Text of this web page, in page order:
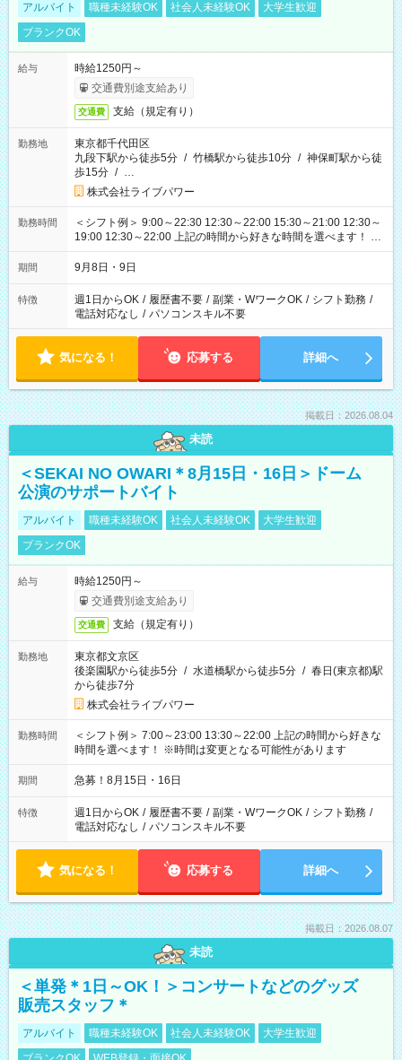
アルバイト 職種未経験OK 社会人未経験OK
大学生歓迎
ブランクOK
給与
時給1250円～
交通費別途支給あり
交通費 支給（規定有り）
勤務地
東京都千代田区
九段下駅から徒歩5分 / 竹橋駅から徒歩10分 / 神保町駅から徒
歩15分 / …
株式会社ライブパワー
勤務時間
＜シフト例＞ 9:00～22:30 12:30～22:00 15:30～21:00 12:30～
19:00 12:30～22:00 上記の時間から好きな時間を選べます！ ※
時間は変更となる可能性があります
期間 9月8日・9日
特徴 週1日からOK / 履歴書不要 / 副業・WワークOK / シフト勤務 /
電話対応なし / パソコンスキル不要
気になる！ 応募する 詳細へ
掲載日：2026.08.04
未読
＜SEKAI NO OWARI＊8月15日・16日＞ドーム
公演のサポートバイト
アルバイト 職種未経験OK 社会人未経験OK
大学生歓迎
ブランクOK
給与
時給1250円～
交通費別途支給あり
交通費 支給（規定有り）
勤務地
東京都文京区
後楽園駅から徒歩5分 / 水道橋駅から徒歩5分 / 春日(東京都)駅
から徒歩7分
株式会社ライブパワー
勤務時間
＜シフト例＞ 7:00～23:00 13:30～22:00 上記の時間から好きな
時間を選べます！ ※時間は変更となる可能性があります
期間 急募！8月15日・16日
特徴 週1日からOK / 履歴書不要 / 副業・WワークOK / シフト勤務 /
電話対応なし / パソコンスキル不要
気になる！ 応募する 詳細へ
掲載日：2026.08.07
未読
＜単発＊1日～OK！＞コンサートなどのグッズ
販売スタッフ＊
アルバイト 職種未経験OK 社会人未経験OK
大学生歓迎